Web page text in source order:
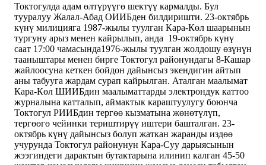
Токтогулда адам өлтүрүүгө шектүү кармалды. Бул
тууралуу Жалал-Абад ОИИБден билдиришти. 23-октябрь
күнү милицияга 1987-жылы туулган Кара-Көл шаарынын
тургуну арыз менен кайрылып, анда 19-октябрь күнү
саат 17:00 чамасында1976-жылы туулган жолдошу өзүнүн
тааныштары менен бирге Токтогул районундагы 8-Кашар
жайлоосуна кеткен бойдон дайынсыз экендигин айтып
аны табууга жардам сурап кайрылган. Аталган маалымат
Кара-Көл ШИИБдин маалыматтарды электрондук каттоо
журналына катталып, аймактык караштуулугу боюнча
Токтогул РИИБдин тергөө кызматына жөнөтүлүп,
тергөөгө чейинки териштирүү иштери башталган. 23-
октябрь күнү дайынсыз болуп жаткан жаранды издөө
учурунда Токтогул районунун Кара-Суу дарыясынын
жээгиндеги дарактын бутактарына илинип калган 45-50